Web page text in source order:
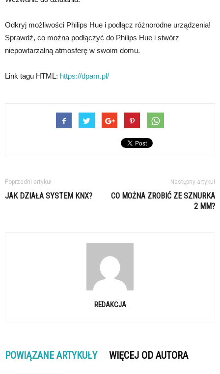
Odkryj możliwości Philips Hue i podłącz różnorodne urządzenia!
Sprawdź, co można podłączyć do Philips Hue i stwórz
niepowtarzalną atmosferę w swoim domu.
Link tagu HTML: https://dpam.pl/
Poprzedni artykuł
JAK DZIAŁA SYSTEM KNX?
Następny artykuł
CO MOŻNA ZROBIĆ ZE SZNURKA
2 MM?
REDAKCJA
POWIĄZANE ARTYKUŁY WIĘCEJ OD AUTORA